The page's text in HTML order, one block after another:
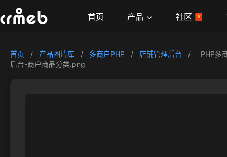
首页 产品 社区
首页 / 产品图片库 / 多商户PHP / 店铺管理后台 /
PHP多
后台-商户商品分类.png